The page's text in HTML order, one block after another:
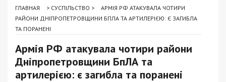
ГЛАВНАЯ > СУСПІЛЬСТВО >
АРМІЯ РФ АТАКУВАЛА ЧОТИРИ
РАЙОНИ ДНІПРОПЕТРОВЩИНИ БПЛА ТА АРТИЛЕРІЄЮ: Є ЗАГИБЛА
ТА ПОРАНЕНІ
Армія РФ атакувала чотири райони
Дніпропетровщини БпЛА та
артилерією: є загибла та поранені